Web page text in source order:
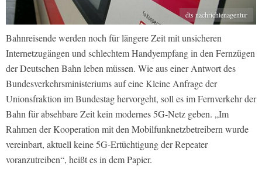
dts nachrichtenagentur
Bahnreisende werden noch für längere Zeit mit unsicheren
Internetzugängen und schlechtem Handyempfang in den Fernzügen
der Deutschen Bahn leben müssen. Wie aus einer Antwort des
Bundesverkehrsministeriums auf eine Kleine Anfrage der
Unionsfraktion im Bundestag hervorgeht, soll es im Fernverkehr der
Bahn für absehbare Zeit kein modernes 5G-Netz geben. „Im
Rahmen der Kooperation mit den Mobilfunknetzbetreibern wurde
vereinbart, aktuell keine 5G-Ertüchtigung der Repeater
voranzutreiben“, heißt es in dem Papier.